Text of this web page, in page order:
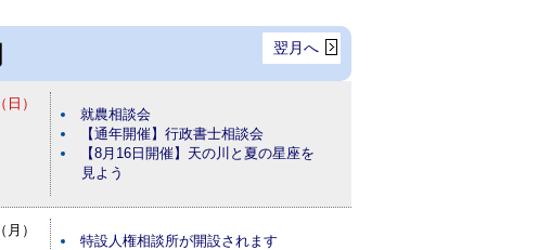
翌月へ
（日）
就農相談会
【通年開催】行政書士相談会
【8月16日開催】天の川と夏の星座を
見よう
（月）
特設人権相談所が開設されます